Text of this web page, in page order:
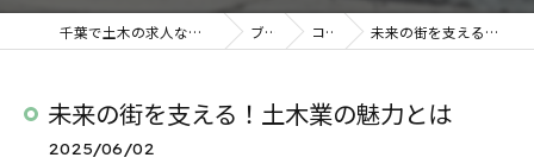
千葉で土木の求人ならアーネスト株式会社 ブログ コラム 未来の街を支える！土木業の魅力とは
未来の街を支える！土木業の魅力とは
2025/06/02